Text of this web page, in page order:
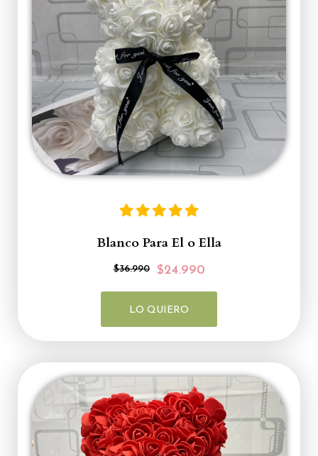
Blanco Para El o Ella
$36.990 $24.990
LO QUIERO